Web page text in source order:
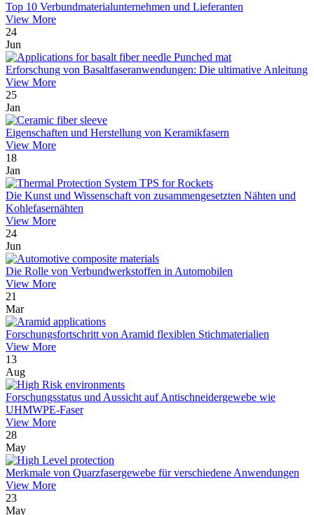
Top 10 Verbundmaterialunternehmen und Lieferanten
View More
24
Jun
Erforschung von Basaltfaseranwendungen: Die ultimative Anleitung
View More
25
Jan
Eigenschaften und Herstellung von Keramikfasern
View More
18
Jan
Die Kunst und Wissenschaft von zusammengesetzten Nähten und
Kohlefasernähten
View More
24
Jun
Die Rolle von Verbundwerkstoffen in Automobilen
View More
21
Mar
Forschungsfortschritt von Aramid flexiblen Stichmaterialien
View More
13
Aug
Forschungsstatus und Aussicht auf Antischneidergewebe wie
UHMWPE-Faser
View More
28
May
Merkmale von Quarzfasergewebe für verschiedene Anwendungen
View More
23
May